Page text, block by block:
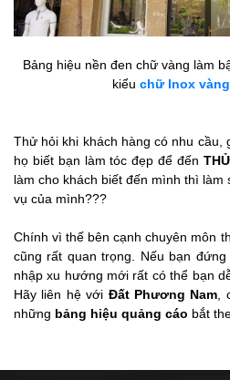
Bảng hiệu nền đen chữ vàng làm
kiểu chữ Inox
Thử hỏi khi khách hàng có nhu cầu,
họ biết bạn làm tóc đẹp để đến
làm cho khách biết đến mình thì làm
vụ của mình???
Chính vì thế bên cạnh chuyên môn
cũng rất quan trọng. Nếu bạn
nhập xu hướng mới rất có thể bạn
Hãy liên hệ với Đất Phương Nam,
những bảng hiệu quảng cáo bắt